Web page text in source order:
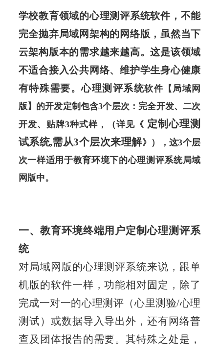
学校教育领域的心理测评系统软件，不能
完全抛弃局域网架构的网络版，虽然当下
云架构版本的需求越来越高。这是该领域
不适合接入公共网络、维护学生身心健康
有特殊需要。心理测评系统软件【局域网
版】的开发定制包含3个层次：完全开发、二次
开发、贴牌3种式样，（详见《 定制心理测
试系统,需从3个层次来理解》），这3个层
次一样适用于教育环境下的心理测评系统局域
网版中。
一、教育环境终端用户定制心理测评系
统
对局域网版的心理测评系统来说，跟单
机版的软件一样，功能相对固定，除了
完成一对一的心理测评（心里测验/心理
测试）或数据导入导出外，还有网络普
查及团体报告的需要。其特殊之处是，